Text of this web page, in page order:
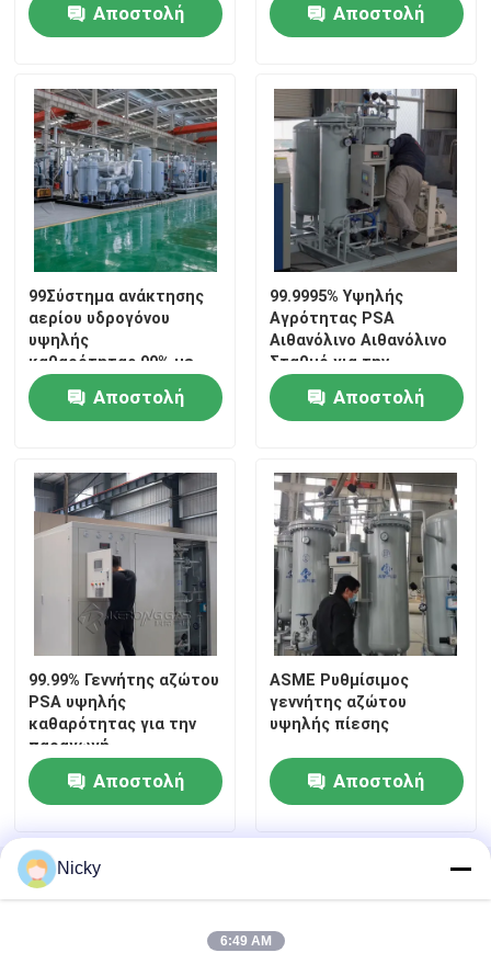
Προϊόντα
Αποστολή Αποστολή
99Σύστημα ανάκτησης
αερίου υδρογόνου
υψηλής
καθαρότητας.99% με
σύστημα καθαρισμού
PSA
Αποστολή
99.9995% Υψηλής
Αγρότητας PSA
Αιθανόλινο Αιθανόλινο
Σταθμό για την
Μεταλλουργία σκόνης
Αποστολή
99.99% Γεννήτης αζώτου
PSA υψηλής
καθαρότητας για την
παραγωγή
κλιματιστικού
Αποστολή
ερώτησης
ASME Ρυθμίσιμος
γεννήτης αζώτου
υψηλής πίεσης
Αποστολή
ερώτησης
Αρχική Σελίδα
Sitemap
Πολιτική μυστικότητας
Nicky
6:49 AM